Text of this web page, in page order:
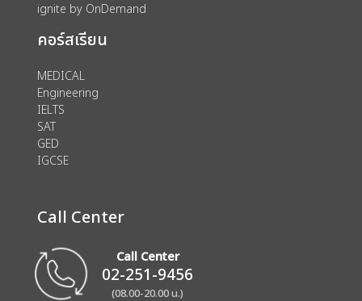
ignite by OnDemand
คอร์สเรียน
MEDICAL
Engineering
IELTS
SAT
GED
IGCSE
Call Center
Call Center
02-251-9456
(08.00-20.00 น.)